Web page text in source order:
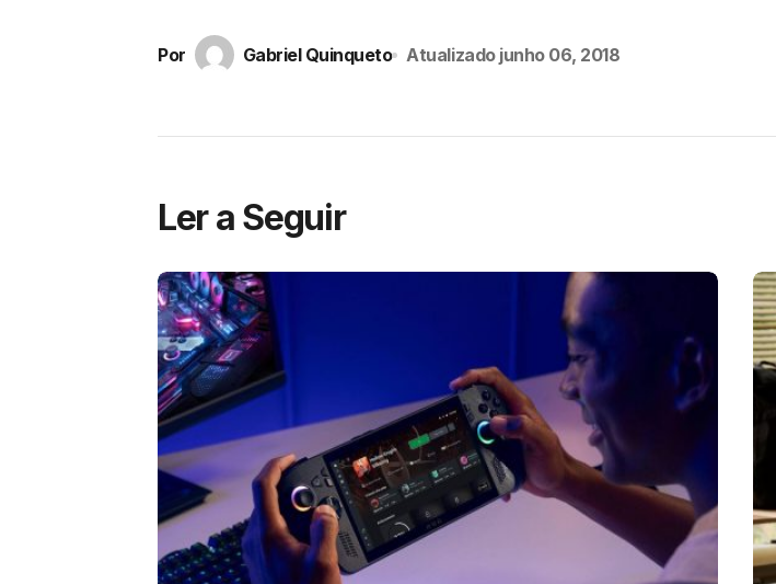
Por Gabriel Quinqueto Atualizado junho 06, 2018
Ler a Seguir